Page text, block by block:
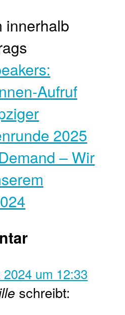
innerhalb
Aufruf
2025
– Wir
um 12:33
schreibt: